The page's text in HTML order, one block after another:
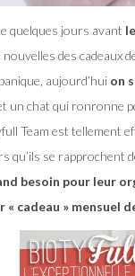
quelques jours avant
nouvelles des cadeaux
aujourd’hui on
un chat qui ronronne
Team est tellement
qu’ils se
besoin pour leur
« cadeau » mensuel